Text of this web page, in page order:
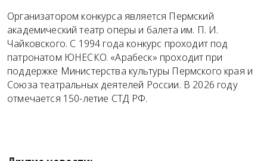
Организатором конкурса является Пермский
академический театр оперы и балета им. П. И.
Чайковского. С 1994 года конкурс проходит под
патронатом ЮНЕСКО. «Арабеск» проходит при
поддержке Министерства культуры Пермского края и
Союза театральных деятелей России. В 2026 году
отмечается 150-летие СТД РФ.